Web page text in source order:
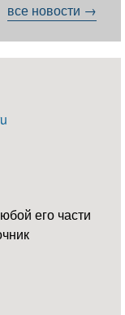
все новости →
его части